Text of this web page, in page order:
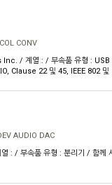
CONV
/ 계열 : / 부속품 유형 : USB
Clause 22 및 45, IEEE 802 및
AUDIO DAC
: / 부속품 유형 : 분리기 / 함께